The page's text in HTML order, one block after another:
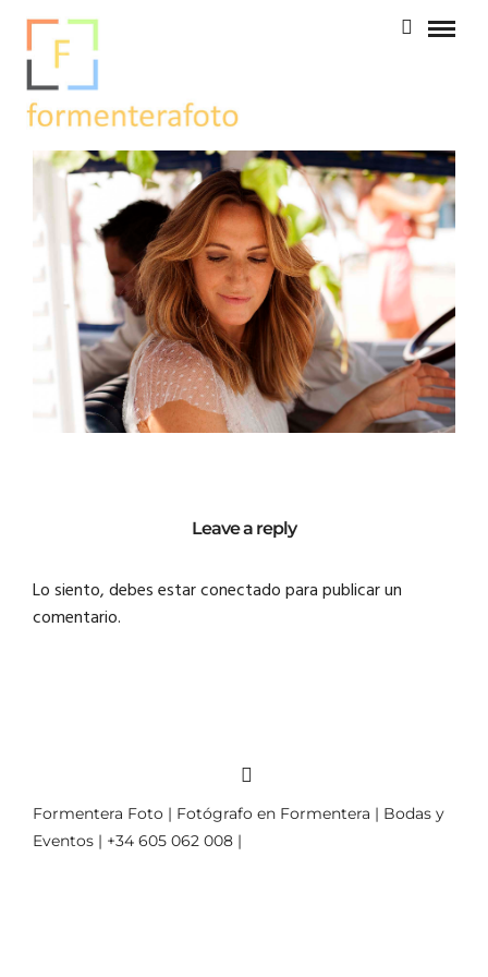
Leave a reply
Lo siento, debes estarconectadopara publicar un
comentario.
Formentera Foto | Fotógrafo en Formentera | Bodas y
Eventos | +34 605 062 008 |